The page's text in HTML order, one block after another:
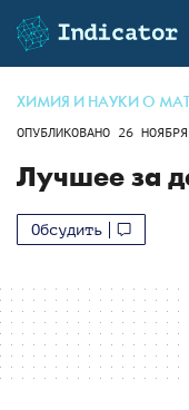
ХИМИЯ И НАУКИ О
ОПУБЛИКОВАНО 26
Лучшее за
Обсудить